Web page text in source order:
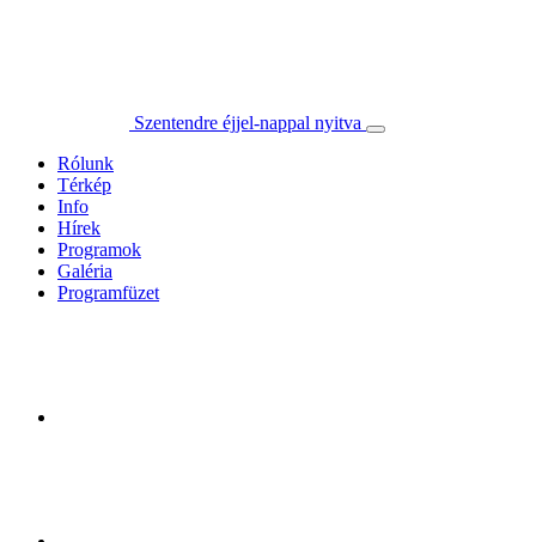
Szentendre éjjel-nappal nyitva
Rólunk
Térkép
Info
Hírek
Programok
Galéria
Programfüzet